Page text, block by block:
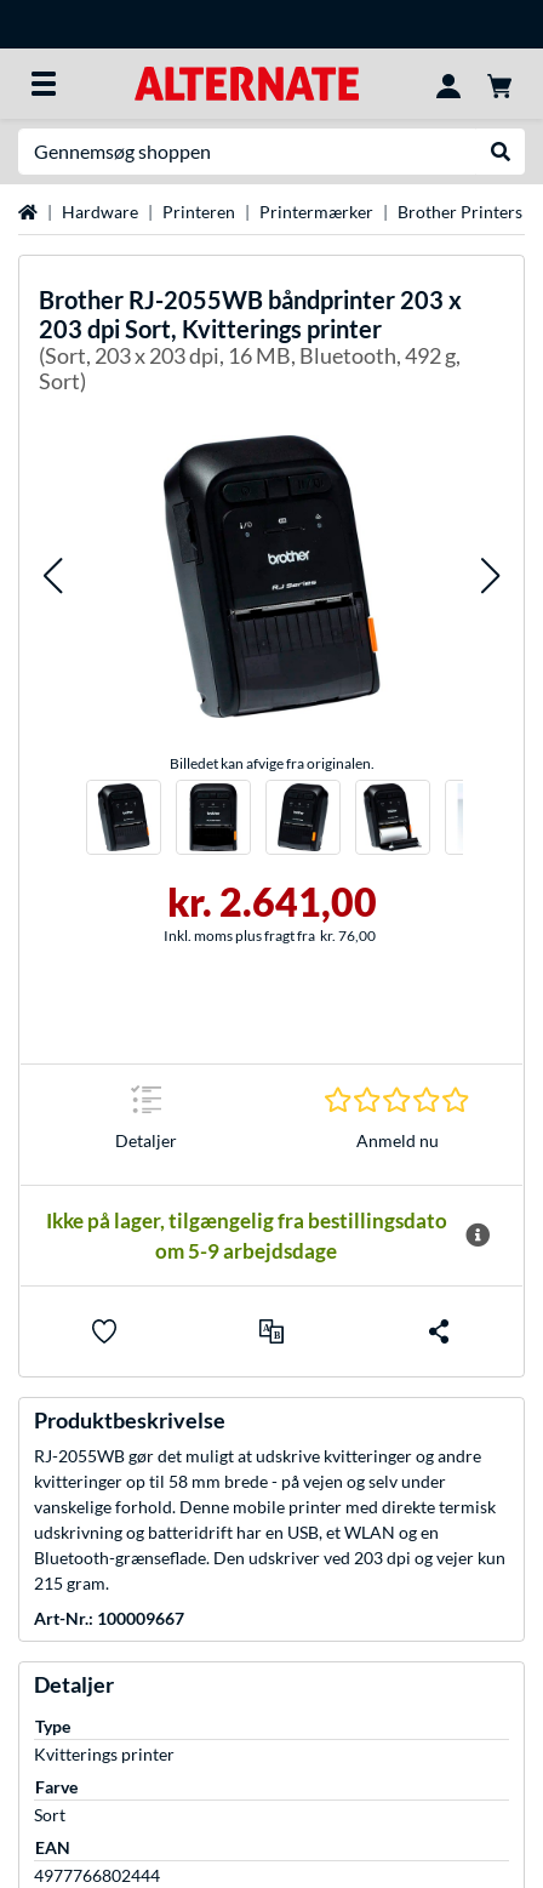
StartsideHardware Printeren Printermærker Brother Printers
Brother RJ-2055WB båndprinter 203 x
203 dpi Sort, Kvitterings printer
(Sort, 203 x 203 dpi, 16 MB, Bluetooth, 492 g,
Sort)
Billedet kan afvige fra originalen.
kr. 2.641,00
Inkl. moms plus fragt fra kr. 76,00
Detaljer Anmeld nu
Ikke på lager, tilgængelig fra bestillingsdato
om 5-9 arbejdsdage
Produktbeskrivelse
RJ-2055WB gør det muligt at udskrive kvitteringer og andre
kvitteringer op til 58 mm brede - på vejen og selv under
vanskelige forhold. Denne mobile printer med direkte termisk
udskrivning og batteridrift har en USB, et WLAN og en
Bluetooth-grænseflade. Den udskriver ved 203 dpi og vejer kun
215 gram.
Art-Nr.: 100009667
Detaljer
Type
Kvitterings printer
Farve
Sort
EAN
4977766802444